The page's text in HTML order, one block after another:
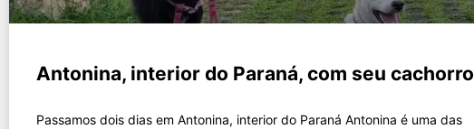
Antonina, interior do Paraná, com seu cachorro
Passamos dois dias em Antonina, interior do Paraná Antonina é uma das